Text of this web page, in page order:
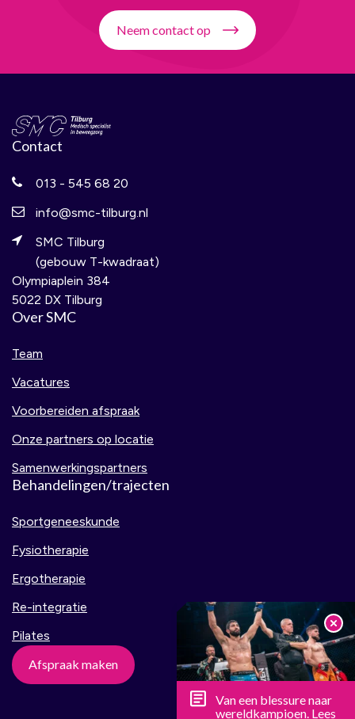
Neem contact op
Contact
013 - 545 68 20
info@smc-tilburg.nl
SMC Tilburg
(gebouw T-kwadraat)
Olympiaplein 384
5022 DX Tilburg
Over SMC
Team
Vacatures
Voorbereiden afspraak
Onze partners op locatie
Samenwerkingspartners
Behandelingen/trajecten
Sportgeneeskunde
Fysiotherapie
Ergotherapie
Re-integratie
Pilates
Afspraak maken
Van een blessure naar
wereldkampioen. Lees